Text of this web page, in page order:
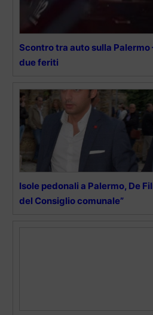
Scontro tra auto sulla Palermo
due feriti
Isole pedonali a Palermo, De
del Consiglio comunale”